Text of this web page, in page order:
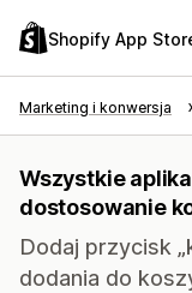
Shopify App
Marketing i konwersja
Wszystkie
dostosowanie
Dodaj przycisk
dodania do